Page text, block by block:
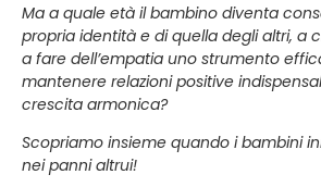
Ma a quale età il bambino diventa
propria identità e di quella degli altri, a
a fare dell’empatia uno strumento
mantenere relazioni positive
crescita armonica?
Scopriamo insieme quando i bambini
nei panni altrui!